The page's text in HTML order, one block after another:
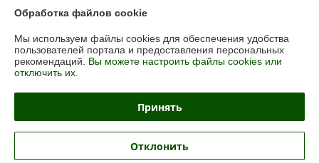
О нас
Контакты
График работы
Обработка файлов cookie
Мы используем файлы cookies для обеспечения удобства
пользователей портала и предоставления персональных
рекомендаций. Вы можете настроить файлы cookies или
отключить их.
Принять
Отклонить